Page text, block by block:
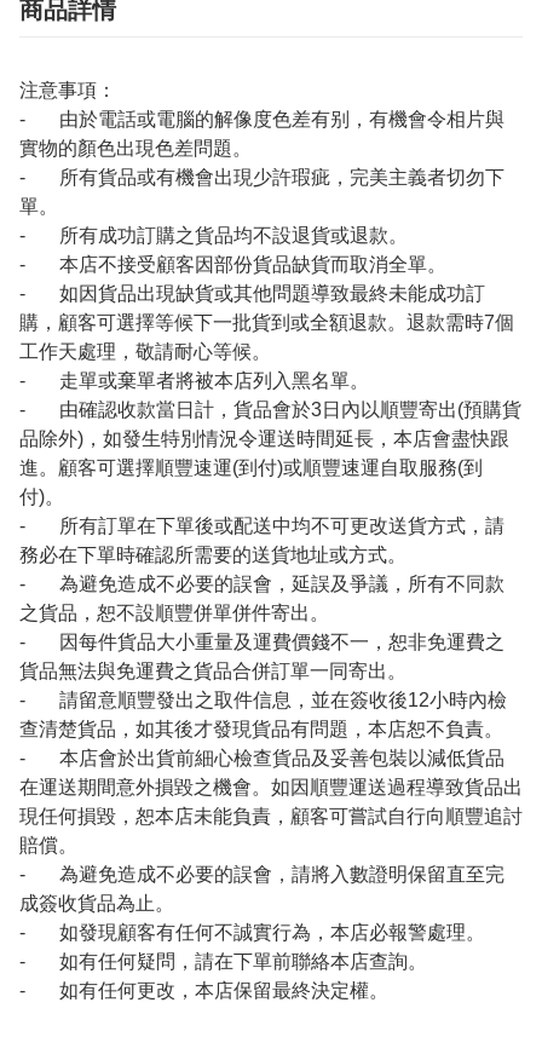
商品詳情
注意事項：
- 由於電話或電腦的解像度色差有别，有機會令相片與
實物的顏色出現色差問題。
- 所有貨品或有機會出現少許瑕疵，完美主義者切勿下
單。
- 所有成功訂購之貨品均不設退貨或退款。
- 本店不接受顧客因部份貨品缺貨而取消全單。
- 如因貨品出現缺貨或其他問題導致最終未能成功訂
購，顧客可選擇等候下一批貨到或全額退款。退款需時7個
工作天處理，敬請耐心等候。
- 走單或棄單者將被本店列入黑名單。
- 由確認收款當日計，貨品會於3日內以順豐寄出(預購貨
品除外)，如發生特別情況令運送時間延長，本店會盡快跟
進。顧客可選擇順豐速運(到付)或順豐速運自取服務(到
付)。
- 所有訂單在下單後或配送中均不可更改送貨方式，請
務必在下單時確認所需要的送貨地址或方式。
- 為避免造成不必要的誤會，延誤及爭議，所有不同款
之貨品，恕不設順豐併單併件寄出。
- 因每件貨品大小重量及運費價錢不一，恕非免運費之
貨品無法與免運費之貨品合併訂單一同寄出。
- 請留意順豐發出之取件信息，並在簽收後12小時內檢
查清楚貨品，如其後才發現貨品有問題，本店恕不負責。
- 本店會於出貨前細心檢查貨品及妥善包裝以減低貨品
在運送期間意外損毀之機會。如因順豐運送過程導致貨品出
現任何損毀，恕本店未能負責，顧客可嘗試自行向順豐追討
賠償。
- 為避免造成不必要的誤會，請將入數證明保留直至完
成簽收貨品為止。
- 如發現顧客有任何不誠實行為，本店必報警處理。
- 如有任何疑問，請在下單前聯絡本店查詢。
- 如有任何更改，本店保留最終決定權。